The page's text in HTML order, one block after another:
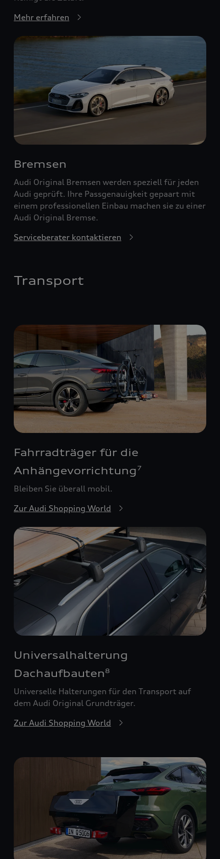
Mehr erfahren
Bremsen
Audi Original Bremsen werden speziell für jeden
Audi geprüft. Ihre Passgenauigkeit gepaart mit
einem professionellen Einbau machen sie zu einer
Audi Original Bremse.
Serviceberater kontaktieren
Transport
Fahrradträger für die
Anhängevorrichtung 7
Bleiben Sie überall mobil.
Zur Audi Shopping World
Universalhalterung
Dachaufbauten8
Universelle Halterungen für den Transport auf
dem Audi Original Grundträger.
Zur Audi Shopping World